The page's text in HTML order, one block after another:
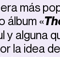
más
álbum «
y alguna
la idea